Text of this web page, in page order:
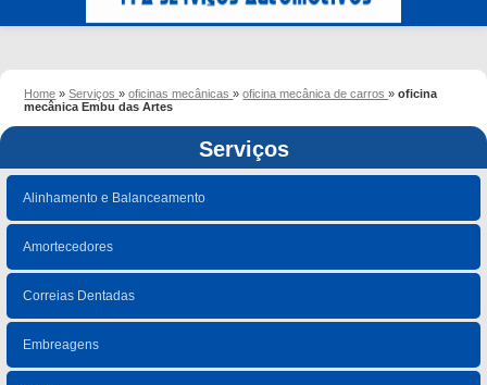
Home »Serviços»oficinas mecânicas»oficina mecânica de carros»oficina
mecânica Embu das Artes
Serviços
Alinhamento e Balanceamento
Amortecedores
Correias Dentadas
Embreagens